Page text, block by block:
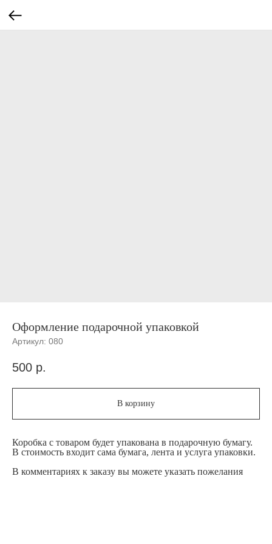
Оформление подарочной упаковкой
Артикул: 080
500 р.
В корзину
Коробка с товаром будет упакована в подарочную бумагу.
В стоимость входит сама бумага, лента и услуга упаковки.
В комментариях к заказу вы можете указать пожелания